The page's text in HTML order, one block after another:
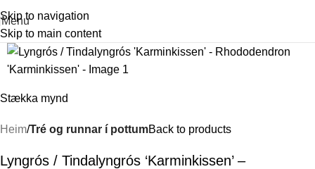
Skip to navigation
Skip to main content
Menu
Stækka mynd
Heim Tré og runnar í pottumBack to products
Lyngrós / Tindalyngrós ‘Karminkissen’ –